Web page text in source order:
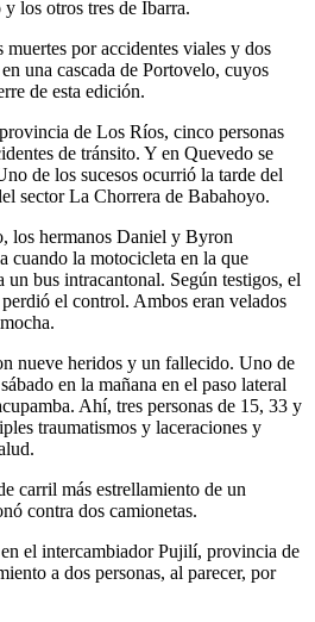
los otros tres de Ibarra.
por accidentes viales y dos
una cascada de Portovelo, cuyos
de esta edición.
de Los Ríos, cinco personas
de tránsito. Y en Quevedo se
de los sucesos ocurrió la tarde del
sector La Chorrera de Babahoyo.
los hermanos Daniel y Byron
cuando la motocicleta en la que
un bus intracantonal. Según testigos, el
el control. Ambos eran velados
nueve heridos y un fallecido. Uno de
en la mañana en el paso lateral
Ahí, tres personas de 15, 33 y
traumatismos y laceraciones y
carril más estrellamiento de un
contra dos camionetas.
el intercambiador Pujilí, provincia de
a dos personas, al parecer, por